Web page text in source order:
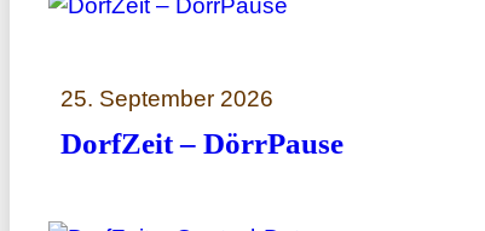
25. September 2026
DorfZeit – DörrPause